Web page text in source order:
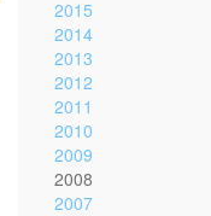
2015
2014
2013
2012
2011
2010
2009
2008
2007